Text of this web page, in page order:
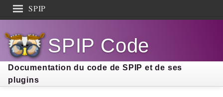
SPIP
Documentation
Contribution
Entraide
SPIP Code
Documentation du code de SPIP et de ses
plugins
Search results